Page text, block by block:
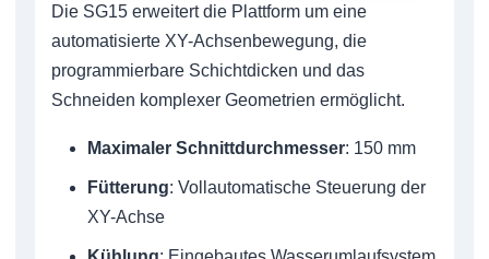
Die SG15 erweitert die Plattform um eine
automatisierte XY-Achsenbewegung, die
programmierbare Schichtdicken und das
Schneiden komplexer Geometrien ermöglicht.
Maximaler Schnittdurchmesser: 150 mm
Fütterung: Vollautomatische Steuerung der
XY-Achse